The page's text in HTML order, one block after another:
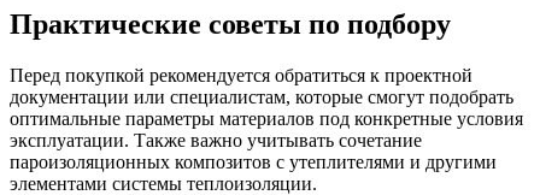
Практические советы по подбору
Перед покупкой рекомендуется обратиться к проектной
документации или специалистам, которые смогут подобрать
оптимальные параметры материалов под конкретные условия
эксплуатации. Также важно учитывать сочетание
пароизоляционных композитов с утеплителями и другими
элементами системы теплоизоляции.